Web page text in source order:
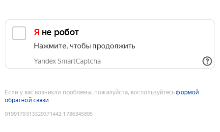
Я не робот
Нажмите, чтобы продолжить
Yandex SmartCaptcha
Если у вас возникли проблемы, пожалуйста, воспользуйтесьформой
обратной связи
9199179313329371442:1786345895